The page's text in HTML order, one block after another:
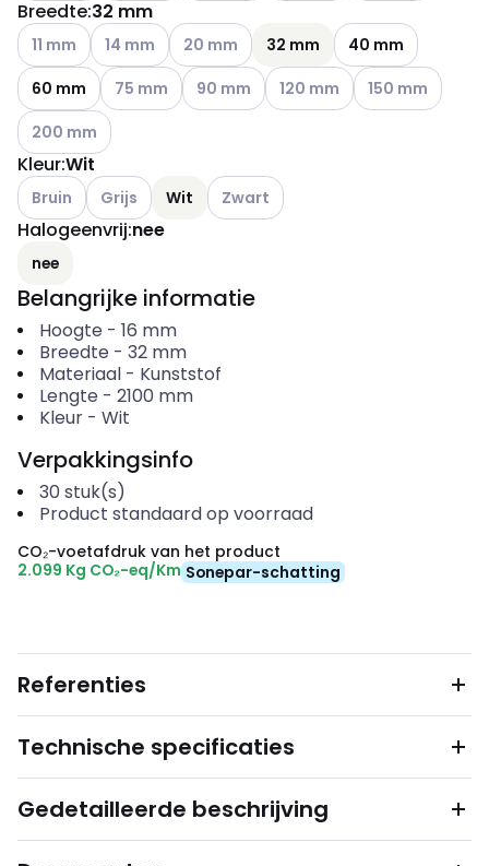
Breedte:32 mm
Andere varianten (Huidige combinatie niet mogelijk)
11 mm Andere varianten (Huidige combinatie niet mogelijk)
14 mm Andere varianten (Huidige combinatie
20 mm 32 mm
40 mm
60 mm
Andere varianten (Huidige combinatie niet
75 mm Andere varianten (Huidige combinatie
90 mm Andere varianten (Huidige
120 mm Andere
150 mm
Andere varianten (Huidige combinatie niet mogelijk)
200 mm
Kleur:Wit
Andere varianten (Huidige combinatie niet mogelijk)
Bruin Andere varianten (Huidige combinatie niet mogelijk)
Grijs Wit Andere varianten (Huidige
Zwart
Halogeenvrij:nee
nee
Belangrijke informatie
Hoogte - 16 mm
Breedte - 32 mm
Materiaal- Kunststof
Lengte - 2100 mm
Kleur- Wit
Verpakkingsinfo
30 stuk(s)
Product standaard op voorraad
CO₂-voetafdruk van het product
2.099 Kg CO₂-eq/Km Sonepar-schatting
Referenties
Technische specificaties
Gedetailleerde beschrijving